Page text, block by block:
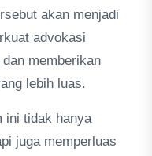
akan menjadi
advokasi
memberikan
lebih luas.
ini tidak hanya
juga memperluas